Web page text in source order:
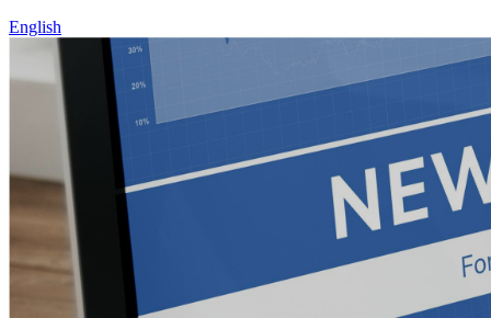
English